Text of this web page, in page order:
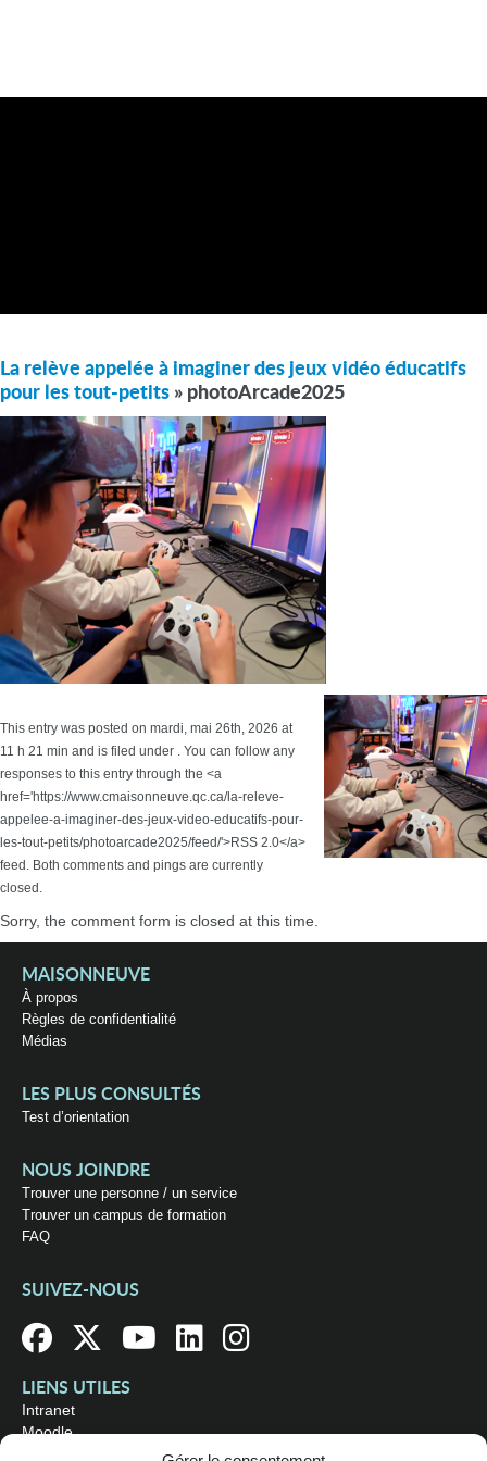
La relève appelée à imaginer des jeux vidéo éducatifs
pour les tout-petits » photoArcade2025
This entry was posted on mardi, mai 26th, 2026 at
11 h 21 min and is filed under . You can follow any
responses to this entry through the <a
href='https://www.cmaisonneuve.qc.ca/la-releve-
appelee-a-imaginer-des-jeux-video-educatifs-pour-
les-tout-petits/photoarcade2025/feed/'>RSS 2.0</a>
feed. Both comments and pings are currently
closed.
Sorry, the comment form is closed at this time.
MAISONNEUVE
À propos
Règles de confidentialité
Médias
LES PLUS CONSULTÉS
Test d’orientation
NOUS JOINDRE
Trouver une personne / un service
Trouver un campus de formation
FAQ
SUIVEZ-NOUS
LIENS UTILES
Intranet
Moodle